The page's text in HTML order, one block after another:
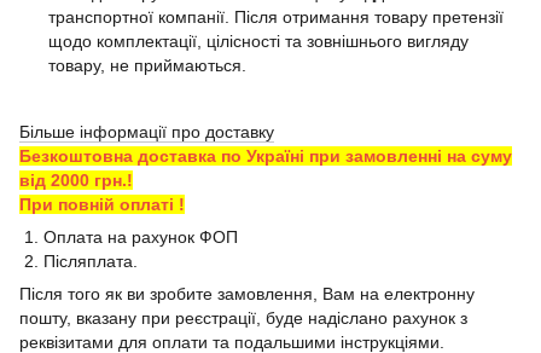
транспортної компанії. Після отримання товару претензії
щодо комплектації, цілісності та зовнішнього вигляду
товару, не приймаються.
Більше інформації про доставку
Безкоштовна доставка по Україні при замовленні на суму
від 2000 грн.!
При повній оплаті !
1. Оплата на рахунок ФОП
2. Післяплата.
Після того як ви зробите замовлення, Вам на електронну
пошту, вказану при реєстрації, буде надіслано рахунок з
реквізитами для оплати та подальшими інструкціями.